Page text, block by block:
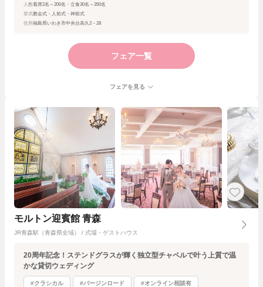
人数着席2名～200名・立食30名～350名
挙式教会式・人前式・神前式
住所福島県いわき市中央台高久2－28
フェア一覧
フェアを見る
モルトン迎賓館 青森
JR青森駅（青森県全域） / 式場・ゲストハウス
20周年記念！ステンドグラスが輝く独立型チャペルで叶う上質で温
かな貸切ウェディング
#クラシカル #バージンロード #オンライン相談有